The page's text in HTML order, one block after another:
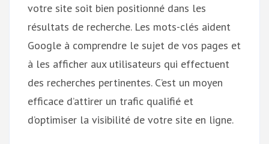
votre site soit bien positionné dans les
résultats de recherche. Les mots-clés aident
Google à comprendre le sujet de vos pages et
à les afficher aux utilisateurs qui effectuent
des recherches pertinentes. C’est un moyen
efficace d’attirer un trafic qualifié et
d’optimiser la visibilité de votre site en ligne.